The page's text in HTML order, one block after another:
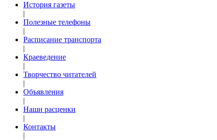
История газеты
|
Полезные телефоны
|
Расписание транспорта
|
Краеведение
|
Творчество читателей
|
Объявления
|
Наши расценки
|
Контакты
|